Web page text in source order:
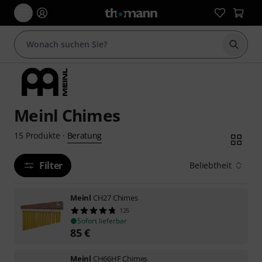
Suche
Meinl Chimes
15 Produkte · Beratung
Filter Beliebtheit
Meinl CH27 Chimes
125
Sofort lieferbar
85€
Meinl CH66HF Chimes